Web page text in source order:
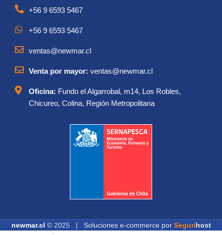
+56 9 6593 5467
+56 9 6593 5467
ventas@newmar.cl
Venta por mayor: ventas@newmar.cl
Oficina: Fundo el Algarrobal, m14, Los Robles,
Chicureo, Colina, Región Metropolitana
newmar.cl © 2025 | Soluciones e-commerce por Segurihost